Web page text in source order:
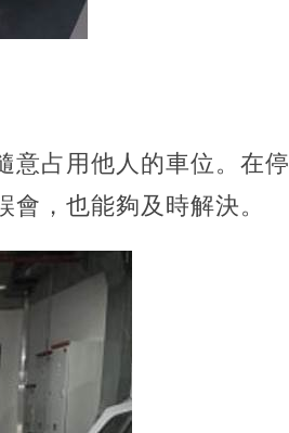
意占用他人的車位。在停
，也能夠及時解決。